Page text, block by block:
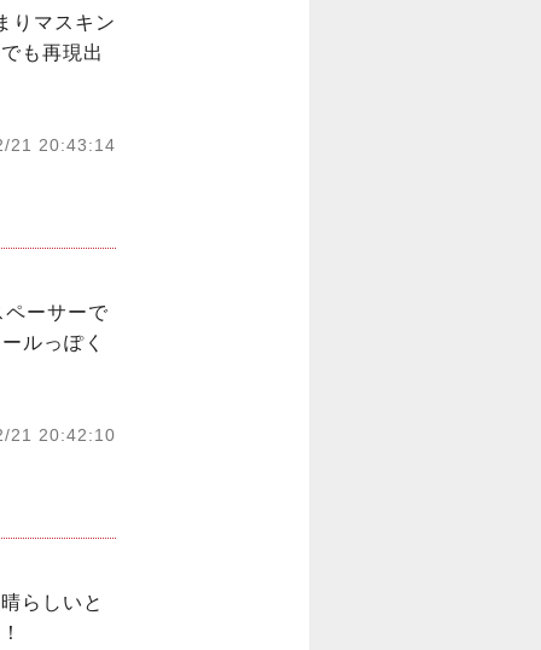
りマスキン
も再現出
21 20:43:14
ーサーで
ルっぽく
21 20:42:10
らしいと